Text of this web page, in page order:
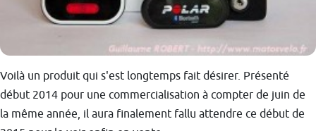
Voilà un produit qui s'est longtemps fait désirer. Présenté
début 2014 pour une commercialisation à compter de juin de
la même année, il aura finalement fallu attendre ce début de